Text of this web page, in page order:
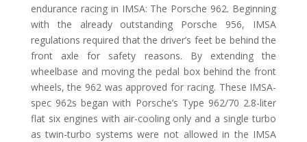
endurance racing in IMSA: The Porsche 962. Beginning
with the already outstanding Porsche 956, IMSA
regulations required that the driver’s feet be behind the
front axle for safety reasons. By extending the
wheelbase and moving the pedal box behind the front
wheels, the 962 was approved for racing. These IMSA-
spec 962s began with Porsche’s Type 962/70 2.8-liter
flat six engines with air-cooling only and a single turbo
as twin-turbo systems were not allowed in the IMSA